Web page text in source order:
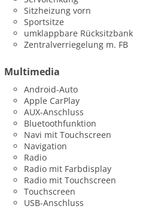
Sitzheizung vorn
Sportsitze
umklappbare Rücksitzbank
Zentralverriegelung m. FB
Multimedia
Android-Auto
Apple CarPlay
AUX-Anschluss
Bluetoothfunktion
Navi mit Touchscreen
Navigation
Radio
Radio mit Farbdisplay
Radio mit Touchscreen
Touchscreen
USB-Anschluss